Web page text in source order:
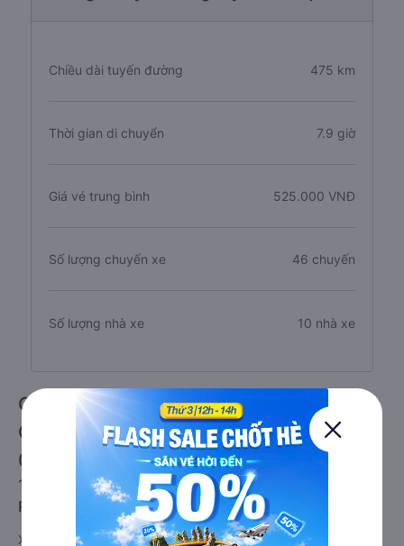
Chiều dài tuyến đường 475 km
Thời gian di chuyển 7.9 giờ
Giá vé trung bình 525.000 VNĐ
Số lượng chuyến xe 46 chuyến
Số lượng nhà xe 10 nhà xe
Giới thiệu tuyến đường xe đi Điện Bàn -
Quảng Nam từ Tuy Hòa - Phú Yên
08/2026
1. Về chất lượng, review, đánh giá nhà xe Tuy Hòa -
Phú Yên Điện Bàn - Quảng Nam
Xe đi Điện Bàn - Quảng Nam từ Tuy Hòa - Phú Yên tốt nhất